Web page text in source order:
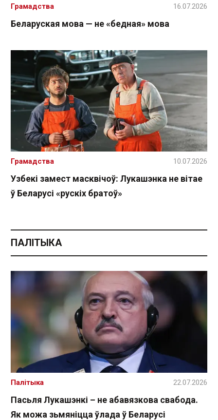
Беларуская мова — не «бедная» мова
Грамадства 16.07.2026
Узбекі замест масквічоў: Лукашэнка не вітае
ў Беларусі «рускіх братоў»
Грамадства 10.07.2026
ПАЛІТЫКА
Пасьля Лукашэнкі – не абавязкова свабода.
Як можа зьмяніцца ўлада ў Беларусі
Палітыка 22.07.2026